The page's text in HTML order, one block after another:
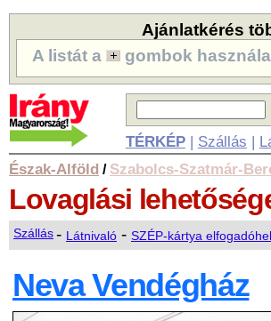
Ajánlatkérés
A listát a
gombok
TÉRKÉP| Szállás |
Észak-Alföld / Szabolcs-Szatmár-
Lovaglási
Szállás- Látnivaló - SZÉP-kártya
Neva Vendégház